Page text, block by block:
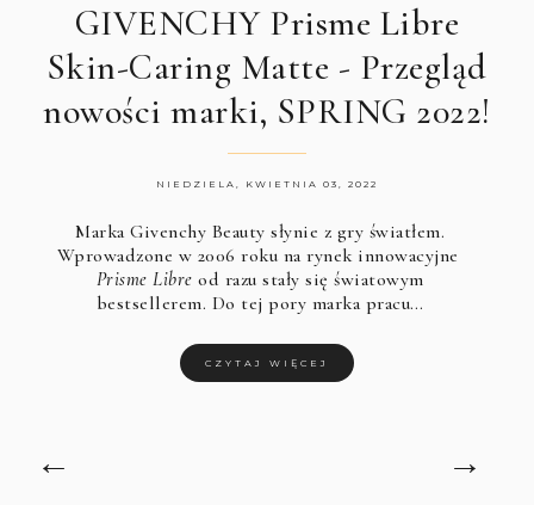
GIVENCHY Prisme Libre
Skin-Caring Matte - Przegląd
nowości marki, SPRING 2022!
NIEDZIELA, KWIETNIA 03, 2022
Marka Givenchy Beauty słynie z gry światłem.
Wprowadzone w 2006 roku na rynek innowacyjne
Prisme Libre od razu stały się światowym
bestsellerem. Do tej pory marka pracu…
CZYTAJ WIĘCEJ
← →